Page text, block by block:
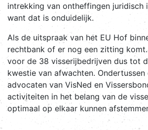
intrekking van ontheffingen juridisch
want dat is onduidelijk.
Als de uitspraak van het EU Hof
rechtbank of er nog een zitting
voor de 38 visserijbedrijven dus tot
kwestie van afwachten.
advocaten van VisNed en
activiteiten in het belang van de
optimaal op elkaar kunnen